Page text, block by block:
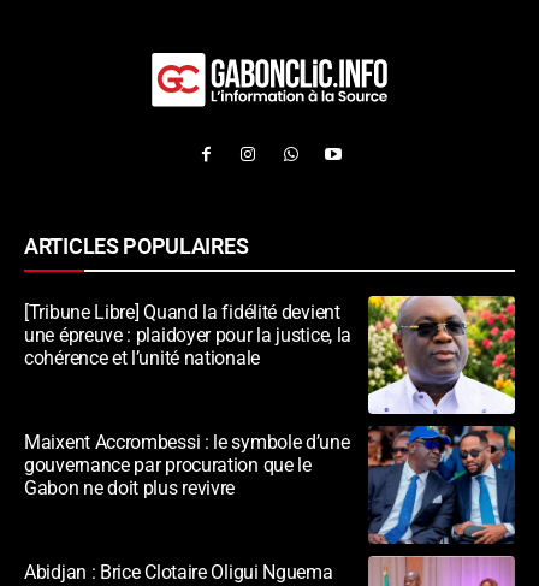
ARTICLES POPULAIRES
[Tribune Libre] Quand la fidélité devient
une épreuve : plaidoyer pour la justice, la
cohérence et l’unité nationale
Maixent Accrombessi : le symbole d’une
gouvernance par procuration que le
Gabon ne doit plus revivre
Abidjan : Brice Clotaire Oligui Nguema